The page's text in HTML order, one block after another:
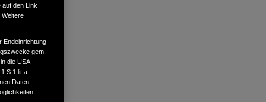
auf den Link
Weitere
Endeinrichtung
gem.
die USA
S.1 lit.a
Daten